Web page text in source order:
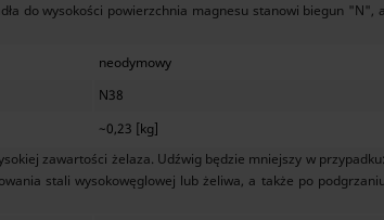
do wysokości powierzchnia magnesu stanowi biegun "N", a
neodymowy
N38
~0,23 [kg]
zawartości żelaza. Udźwig będzie mniejszy w
stali wysokowęglowej lub żeliwa, a także po podgrzaniu